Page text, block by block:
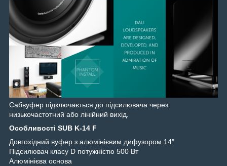
Сабвуфер підключається до підсилювача через
низькочастотний або лінійний вихід.
Особливості SUB K-14 F
Довгохідний вуфер з алюмінієвим дифузором 14"
Підсилювач класу D потужністю 500 Вт
Алюмінієва основа